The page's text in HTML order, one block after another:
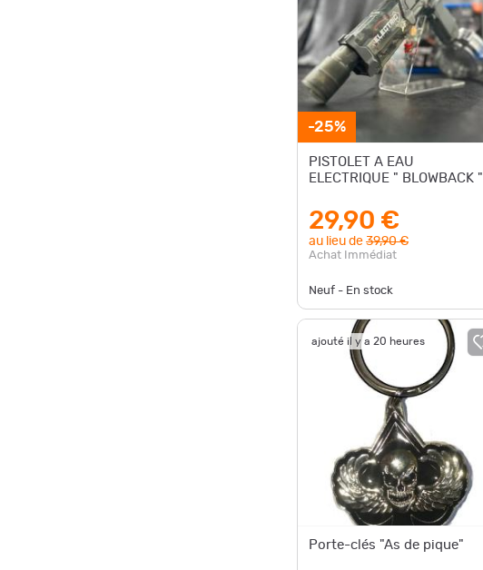
-25%
PISTOLET A EAU
ELECTRIQUE " BLOWBACK "
29,90 €
au lieu de 39,90 €
Achat Immédiat
Neuf - En stock
ajouté il y a 20 heures
Porte-clés "As de pique"